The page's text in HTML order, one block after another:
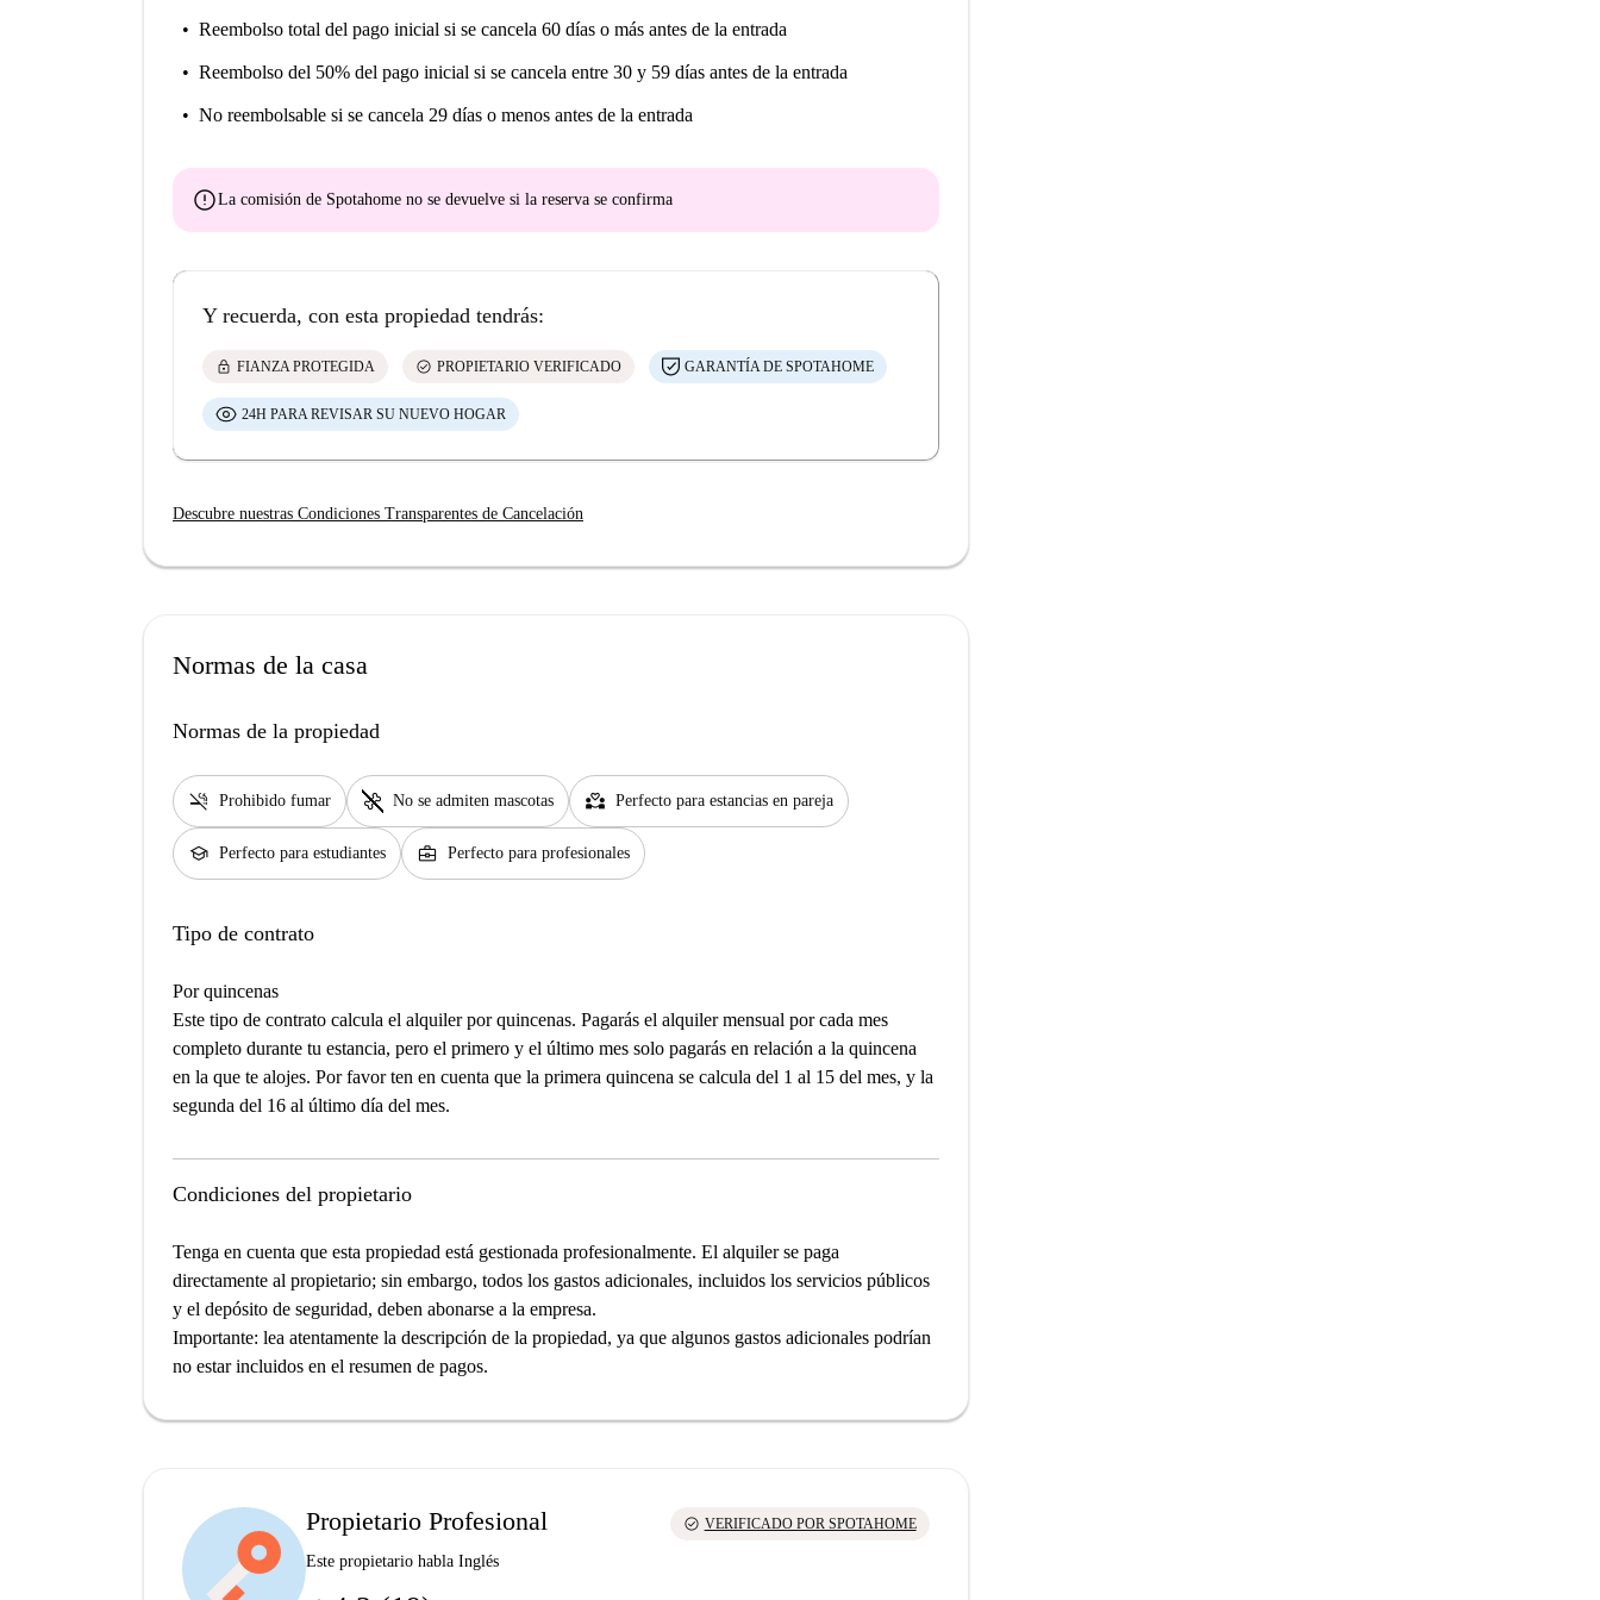
primer mes (si no están incluidos en el alquiler pagado en Spotahome). También recibirá instrucciones
sobre cómo proceder a firmar el contrato.
Reembolso total del pago inicial si se cancela 60 días o más antes de la entrada
Reembolso del 50% del pago inicial si se cancela entre 30 y 59 días antes de la entrada
No reembolsable si se cancela 29 días o menos antes de la entrada
errorLa comisión de Spotahome no se devuelve si la reserva se confirma
Y recuerda, con esta propiedad tendrás:
lock FIANZA PROTEGIDA check_circle PROPIETARIO VERIFICADO GARANTÍA DE SPOTAHOME
24H PARA REVISAR SU NUEVO HOGAR
Descubre nuestras Condiciones Transparentes de Cancelación
Normas de la casa
Normas de la propiedad
smoke_free Prohibido fumar pet_supplies No se admiten mascotas partner_heart Perfecto para estancias en pareja
school Perfecto para estudiantes business_center Perfecto para profesionales
Tipo de contrato
Por quincenas
Este tipo de contrato calcula el alquiler por quincenas. Pagarás el alquiler mensual por cada mes
completo durante tu estancia, pero el primero y el último mes solo pagarás en relación a la quincena
en la que te alojes. Por favor ten en cuenta que la primera quincena se calcula del 1 al 15 del mes, y la
segunda del 16 al último día del mes.
Condiciones del propietario
Tenga en cuenta que esta propiedad está gestionada profesionalmente. El alquiler se paga
directamente al propietario; sin embargo, todos los gastos adicionales, incluidos los servicios públicos
y el depósito de seguridad, deben abonarse a la empresa.
Importante: lea atentamente la descripción de la propiedad, ya que algunos gastos adicionales podrían
no estar incluidos en el resumen de pagos.
Propietario Profesional
Este propietario habla Inglés
check_circle VERIFICADO POR SPOTAHOME